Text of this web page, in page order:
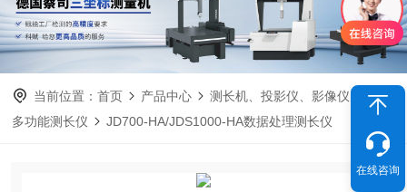
当前位置：首页 产品中心 测长机、投影仪、影像仪
数据
多功能测长仪
JD700-HA/JDS1000-HA数据处理测长仪
在线咨询